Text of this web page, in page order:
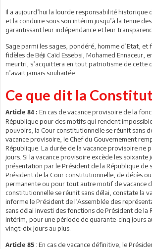
Il a aujourd’hui la lourde responsabilité historique
et la conduire sous son intérim jusqu’à la tenue
garantissant leur indépendance et leur
Sage parmi les sages, pondéré, homme d’Etat, et
fidèles de Béji Caïd Essebsi, Mohamed Ennaceur,
meurtri, s’acquittera en tout patriotisme de cette
n’avait jamais souhaitée.
Ce que dit la
Article 84 : En cas de vacance provisoire de la
République pour des motifs qui rendent
pouvoirs, la Cour constitutionnelle se réunit sans
vacance provisoire, le Chef du Gouvernement
République. La durée de la vacance provisoire ne
jours. Si la vacance provisoire excède les soixante
présentation par le Président de la République de
Président de la Cour constitutionnelle, de décès
permanente ou pour tout autre motif de vacance
constitutionnelle se réunit sans délai, constate la
informe le Président de l’Assemblée des
sans délai investi des fonctions de Président de la
intérim, pour une période de quarante-cinq jours
vingt-dix jours au plus.
Article 85 : En cas de vacance définitive, le